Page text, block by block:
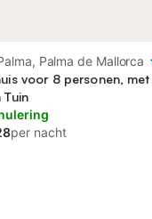
Palma de Mallorca
voor 8 personen, met
Tuin
per nacht